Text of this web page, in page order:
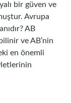
bir güven ve
Avrupa
AB
ve AB’nin
en önemli